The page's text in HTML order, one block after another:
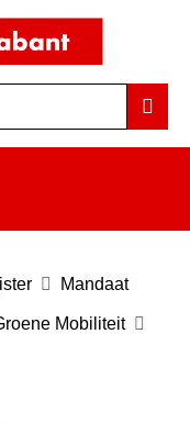
Mandaat
Mobiliteit